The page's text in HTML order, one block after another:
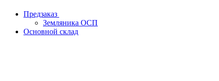
Предзаказ
Земляника ОСП
Основной склад